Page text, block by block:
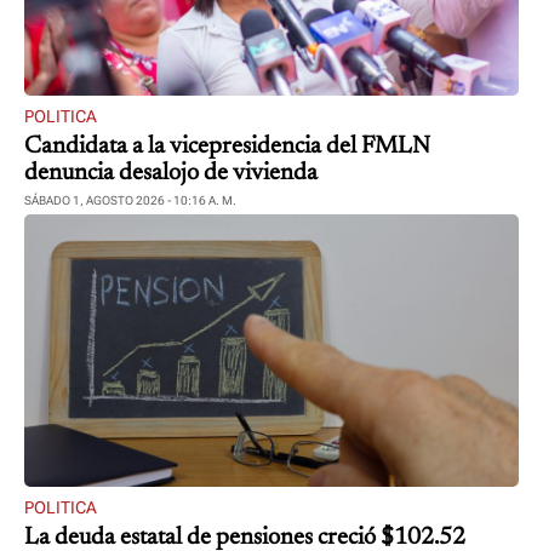
POLITICA
Candidata a la vicepresidencia del FMLN
denuncia desalojo de vivienda
SÁBADO 1, AGOSTO 2026 - 10:16 A. M.
POLITICA
La deuda estatal de pensiones creció $102.52